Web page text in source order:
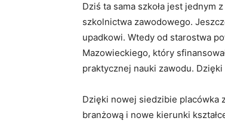
Dziś ta sama szkoła jest jednym
szkolnictwa zawodowego.
upadkowi. Wtedy od starostwa
Mazowieckiego, który
praktycznej nauki zawodu.
Dzięki nowej siedzibie placówka
branżową i nowe kierunki